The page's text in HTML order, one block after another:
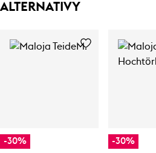
ALTERNATIVY
-30% -30%